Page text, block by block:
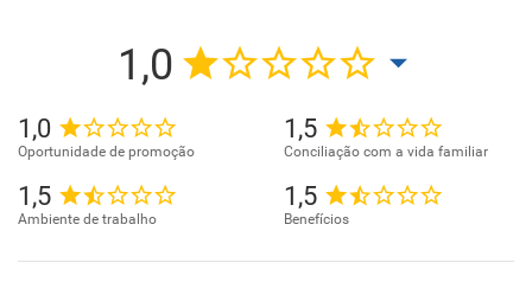
1,0
1,0
Oportunidade de promoção
1,5
Conciliação com a vida familiar
1,5
Ambiente de trabalho
1,5
Benefícios